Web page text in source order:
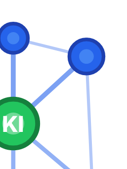
KI